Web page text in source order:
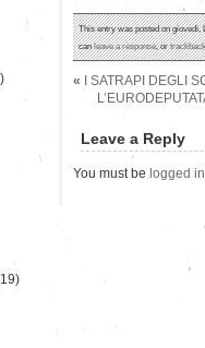
This entry was posted on giovedì,
canleave a response, ortrackback
«
I SATRAPI DEGLI
Leave a Reply
You must be logged in